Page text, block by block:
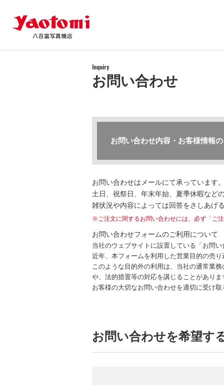
Inquiry
お問い合わせ
お問い合わせ内容・お客様情報
お問い合わせはメールにて承っています
土日、祝祭日、年末年始、夏季休暇など
雑状況や内容によっては回答をさしあげ
※ご注文に関するお問い合わせには、必ず「ご
お問い合わせフォームのご利用について
当社のウェブサイトに設置している「お問
近年、本フォームを利用した営業目的の売
このような目的外の利用は、当社の通常業
や、法的措置等の対応を講じることがありま
お客様の大切なお問い合わせを適切に受け
お問い合わせを希望す